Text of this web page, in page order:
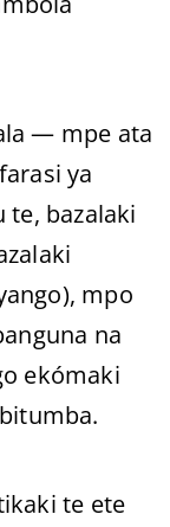
— mpe ata
ya
te, bazalaki
mpo
na
ekómaki
te ete